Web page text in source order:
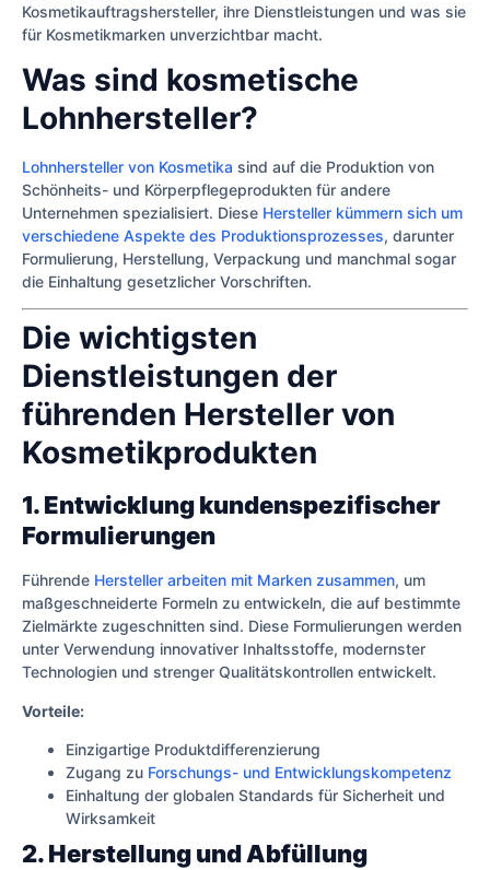
Kosmetikauftragshersteller, ihre Dienstleistungen und was sie
für Kosmetikmarken unverzichtbar macht.
Was sind kosmetische
Lohnhersteller?
Lohnhersteller von Kosmetika sind auf die Produktion von
Schönheits- und Körperpflegeprodukten für andere
Unternehmen spezialisiert. Diese Hersteller kümmern sich um
verschiedene Aspekte des Produktionsprozesses, darunter
Formulierung, Herstellung, Verpackung und manchmal sogar
die Einhaltung gesetzlicher Vorschriften.
Die wichtigsten
Dienstleistungen der
führenden Hersteller von
Kosmetikprodukten
1. Entwicklung kundenspezifischer
Formulierungen
Führende Hersteller arbeiten mit Marken zusammen, um
maßgeschneiderte Formeln zu entwickeln, die auf bestimmte
Zielmärkte zugeschnitten sind. Diese Formulierungen werden
unter Verwendung innovativer Inhaltsstoffe, modernster
Technologien und strenger Qualitätskontrollen entwickelt.
Vorteile:
Einzigartige Produktdifferenzierung
Zugang zu Forschungs- und Entwicklungskompetenz
Einhaltung der globalen Standards für Sicherheit und
Wirksamkeit
2. Herstellung und Abfüllung